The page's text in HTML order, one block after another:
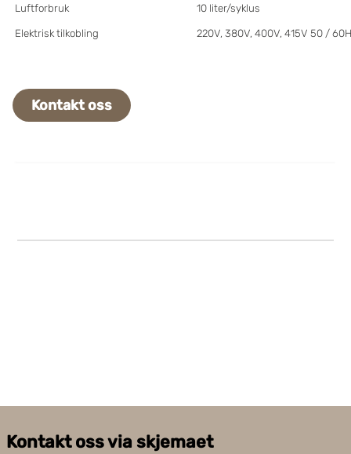
Luftforbruk 10 liter/syklus
Elektrisk tilkobling 220V, 380V, 400V, 415V 50 /
Kontakt oss
Kontakt oss via skjemaet